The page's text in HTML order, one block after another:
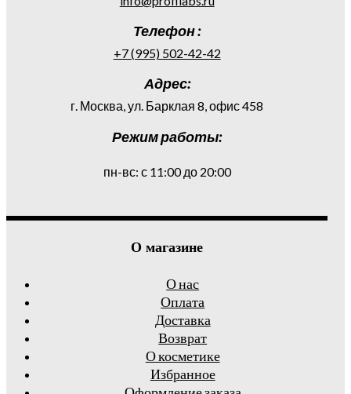
Телефон :
+7 (995) 502-42-42
Адрес:
г. Москва, ул. Барклая 8, офис 458
Режим работы:
пн-вс: с 11:00 до 20:00
О магазине
О нас
Оплата
Доставка
Возврат
О косметике
Избранное